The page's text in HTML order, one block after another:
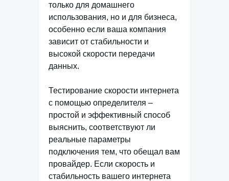
только для домашнего
использования, но и для бизнеса,
особенно если ваша компания
зависит от стабильности и
высокой скорости передачи
данных.
Тестирование скорости интернета
с помощью определителя –
простой и эффективный способ
выяснить, соответствуют ли
реальные параметры
подключения тем, что обещал вам
провайдер. Если скорость и
стабильность вашего интернета